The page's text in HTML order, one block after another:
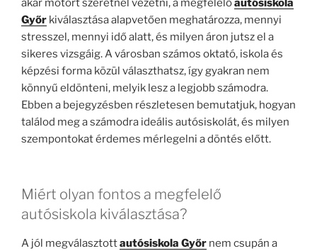
akár motort szeretnél vezetni, a megfelelőautósiskola
Győr kiválasztása alapvetően meghatározza, mennyi
stresszel, mennyi idő alatt, és milyen áron jutsz el a
sikeres vizsgáig. A városban számos oktató, iskola és
képzési forma közül választhatsz, így gyakran nem
könnyű eldönteni, melyik lesz a legjobb számodra.
Ebben a bejegyzésben részletesen bemutatjuk, hogyan
találod meg a számodra ideális autósiskolát, és milyen
szempontokat érdemes mérlegelni a döntés előtt.
Miért olyan fontos a megfelelő
autósiskola kiválasztása?
A jól megválasztottautósiskola Győr nem csupán a